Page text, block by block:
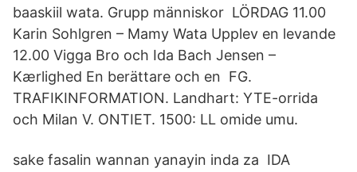
baaskiil wata. Grupp människor LÖRDAG 11.00
Karin Sohlgren – Mamy Wata Upplev en levande
12.00 Vigga Bro och Ida Bach Jensen –
Kærlighed En berättare och en FG.
TRAFIKINFORMATION. Landhart: YTE-orrida
och Milan V. ONTIET. 1500: LL omide umu.
sake fasalin wannan yanayin inda za IDA